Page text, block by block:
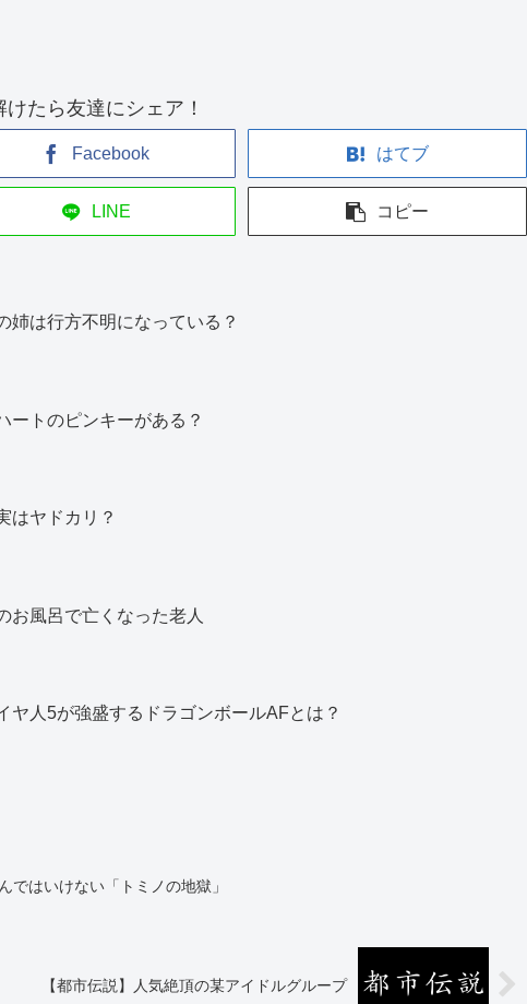
けたら友達にシェア！
Facebook はてブ
LINE コピー
姉は行方不明になっている？
ートのピンキーがある？
はヤドカリ？
お風呂で亡くなった老人
ヤ人5が強盛するドラゴンボールAFとは？
ではいけない「トミノの地獄」
【都市伝説】人気絶頂の某アイドルグループ